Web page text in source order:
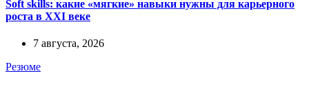
Soft skills: какие «мягкие» навыки нужны для карьерного
роста в XXI веке
7 августа, 2026
Резюме